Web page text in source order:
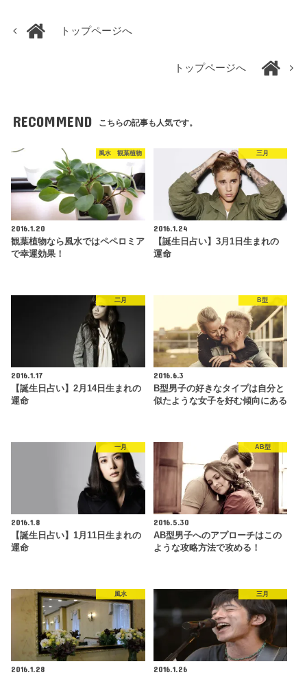
トップページへ
トップページへ
RECOMMEND こちらの記事も人気です。
風水 観葉植物
2016.1.20
観葉植物なら風水ではペペロミア
で幸運効果！
三月
2016.1.24
【誕生日占い】3月1日生まれの
運命
二月
2016.1.17
【誕生日占い】2月14日生まれの
運命
B型
2016.6.3
B型男子の好きなタイプは自分と
似たような女子を好む傾向にある
一月
2016.1.8
【誕生日占い】1月11日生まれの
運命
AB型
2016.5.30
AB型男子へのアプローチはこの
ような攻略方法で攻める！
風水
2016.1.28
三月
2016.1.26